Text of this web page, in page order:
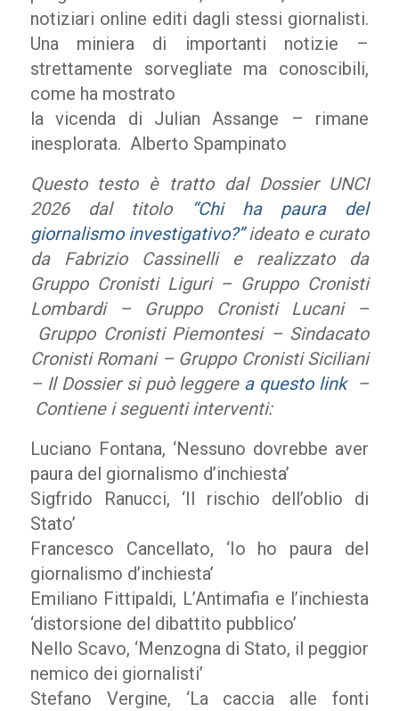
notiziari online editi dagli stessi giornalisti.
Una miniera di importanti notizie –
strettamente sorvegliate ma conoscibili,
come ha mostrato
la vicenda di Julian Assange – rimane
inesplorata. Alberto Spampinato
Questo testo è tratto dal Dossier UNCI
2026 dal titolo
“Chi ha paura del
giornalismo investigativo?”ideato e curato
da Fabrizio Cassinelli e realizzato da
Gruppo Cronisti Liguri – Gruppo Cronisti
Lombardi – Gruppo Cronisti Lucani –
Gruppo Cronisti Piemontesi – Sindacato
Cronisti Romani – Gruppo Cronisti Siciliani
– Il Dossier si può leggere a questo link –
Contiene i seguenti interventi:
Luciano Fontana, ‘Nessuno dovrebbe aver
paura del giornalismo d’inchiesta’
Sigfrido Ranucci, ‘Il rischio dell’oblio di
Stato’
Francesco Cancellato, ‘Io ho paura del
giornalismo d’inchiesta’
Emiliano Fittipaldi, L’Antimafia e l’inchiesta
‘distorsione del dibattito pubblico’
Nello Scavo, ‘Menzogna di Stato, il peggior
nemico dei giornalisti’
Stefano Vergine, ‘La caccia alle fonti